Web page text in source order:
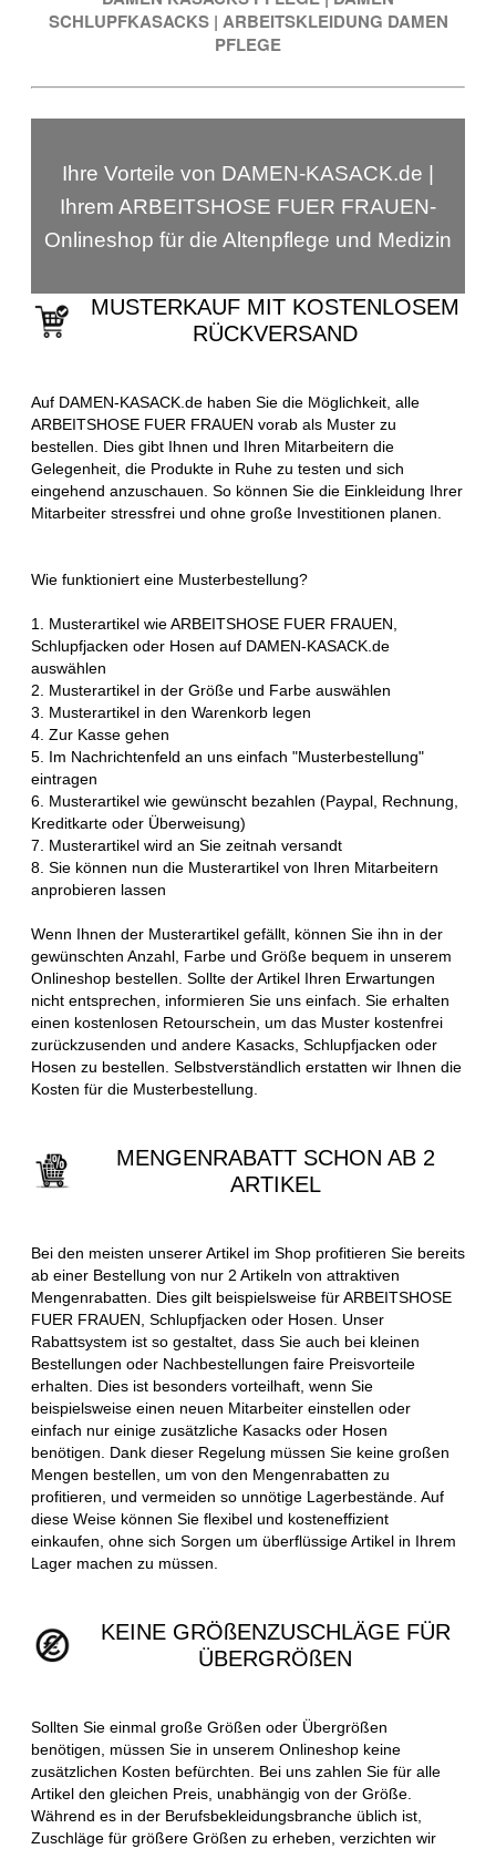
SCHLUPFKASACKS | ARBEITSKLEIDUNG DAMEN
PFLEGE
Ihre Vorteile von DAMEN-KASACK.de |
Ihrem ARBEITSHOSE FUER FRAUEN-
Onlineshop für die Altenpflege und Medizin
MUSTERKAUF MIT KOSTENLOSEM
RÜCKVERSAND
Auf DAMEN-KASACK.de haben Sie die Möglichkeit, alle
ARBEITSHOSE FUER FRAUEN vorab als Muster zu
bestellen. Dies gibt Ihnen und Ihren Mitarbeitern die
Gelegenheit, die Produkte in Ruhe zu testen und sich
eingehend anzuschauen. So können Sie die Einkleidung Ihrer
Mitarbeiter stressfrei und ohne große Investitionen planen.
Wie funktioniert eine Musterbestellung?
1. Musterartikel wie ARBEITSHOSE FUER FRAUEN,
Schlupfjacken oder Hosen auf DAMEN-KASACK.de
auswählen
2. Musterartikel in der Größe und Farbe auswählen
3. Musterartikel in den Warenkorb legen
4. Zur Kasse gehen
5. Im Nachrichtenfeld an uns einfach "Musterbestellung"
eintragen
6. Musterartikel wie gewünscht bezahlen (Paypal, Rechnung,
Kreditkarte oder Überweisung)
7. Musterartikel wird an Sie zeitnah versandt
8. Sie können nun die Musterartikel von Ihren Mitarbeitern
anprobieren lassen
Wenn Ihnen der Musterartikel gefällt, können Sie ihn in der
gewünschten Anzahl, Farbe und Größe bequem in unserem
Onlineshop bestellen. Sollte der Artikel Ihren Erwartungen
nicht entsprechen, informieren Sie uns einfach. Sie erhalten
einen kostenlosen Retourschein, um das Muster kostenfrei
zurückzusenden und andere Kasacks, Schlupfjacken oder
Hosen zu bestellen. Selbstverständlich erstatten wir Ihnen die
Kosten für die Musterbestellung.
MENGENRABATT SCHON AB 2
ARTIKEL
Bei den meisten unserer Artikel im Shop profitieren Sie bereits
ab einer Bestellung von nur 2 Artikeln von attraktiven
Mengenrabatten. Dies gilt beispielsweise für ARBEITSHOSE
FUER FRAUEN, Schlupfjacken oder Hosen. Unser
Rabattsystem ist so gestaltet, dass Sie auch bei kleinen
Bestellungen oder Nachbestellungen faire Preisvorteile
erhalten. Dies ist besonders vorteilhaft, wenn Sie
beispielsweise einen neuen Mitarbeiter einstellen oder
einfach nur einige zusätzliche Kasacks oder Hosen
benötigen. Dank dieser Regelung müssen Sie keine großen
Mengen bestellen, um von den Mengenrabatten zu
profitieren, und vermeiden so unnötige Lagerbestände. Auf
diese Weise können Sie flexibel und kosteneffizient
einkaufen, ohne sich Sorgen um überflüssige Artikel in Ihrem
Lager machen zu müssen.
KEINE GRÖßENZUSCHLÄGE FÜR
ÜBERGRÖßEN
Sollten Sie einmal große Größen oder Übergrößen
benötigen, müssen Sie in unserem Onlineshop keine
zusätzlichen Kosten befürchten. Bei uns zahlen Sie für alle
Artikel den gleichen Preis, unabhängig von der Größe.
Während es in der Berufsbekleidungsbranche üblich ist,
Zuschläge für größere Größen zu erheben, verzichten wir